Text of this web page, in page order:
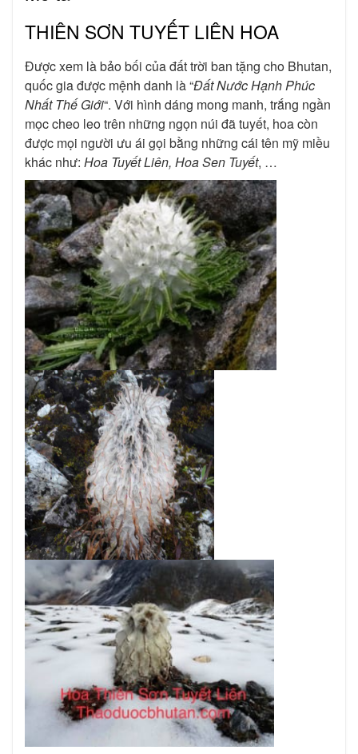
THIÊN SƠN TUYẾT LIÊN HOA
Được xem là bảo bối của đất trời ban tặng cho Bhutan,
quốc gia được mệnh danh là “Đất Nước Hạnh Phúc
Nhất Thế Giới“. Với hình dáng mong manh, trắng ngần
mọc cheo leo trên những ngọn núi đã tuyết, hoa còn
được mọi người ưu ái gọi bằng những cái tên mỹ miều
khác như: Hoa Tuyết Liên, Hoa Sen Tuyết, …